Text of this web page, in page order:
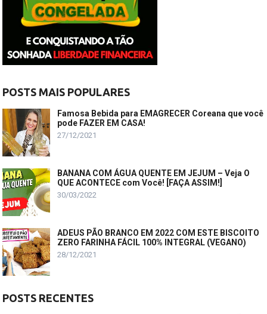
POSTS MAIS POPULARES
Famosa Bebida para EMAGRECER Coreana que você
pode FAZER EM CASA!
27/12/2021
BANANA COM ÁGUA QUENTE EM JEJUM – Veja O
QUE ACONTECE com Você! [FAÇA ASSIM!]
30/03/2022
ADEUS PÃO BRANCO EM 2022 COM ESTE BISCOITO
ZERO FARINHA FÁCIL 100% INTEGRAL (VEGANO)
28/12/2021
POSTS RECENTES